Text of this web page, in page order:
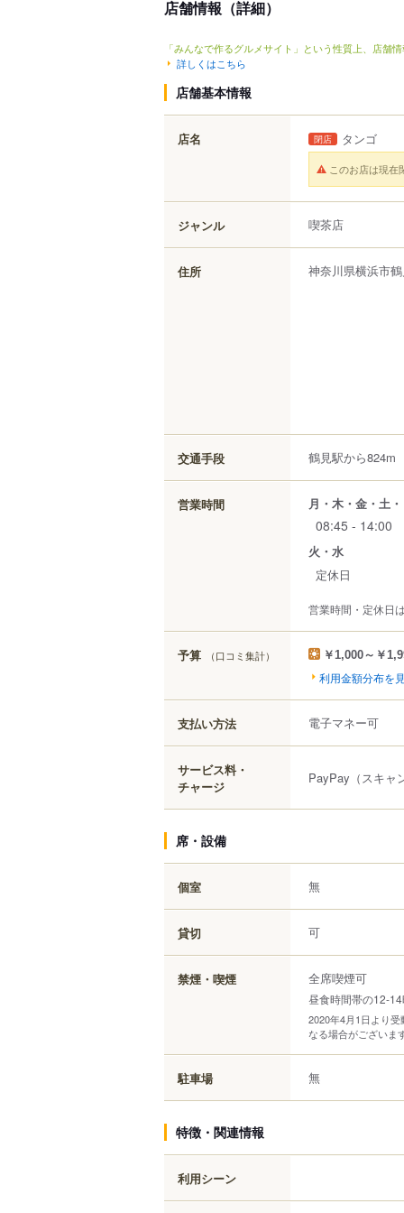
店舗情報（詳細）
「みんなで作るグルメサイト」という性質上、店舗
詳しくはこちら
店舗基本情報
店名 閉店 タンゴ
このお店は現在
ジャンル 喫茶店
住所 神奈川県横浜市
交通手段 鶴見駅から824m
営業時間 月・木・金・土
08:45 - 14:00
火・水
定休日
営業時間・定休日
予算 （口コミ集計） ￥1,000～￥
利用金額分布を
支払い方法 電子マネー可
サービス料・
チャージ
PayPay（スキャ
席・設備
個室 無
貸切 可
禁煙・喫煙 全席喫煙可
昼食時間帯の12-
2020年4月1日より
なる場合がございま
駐車場 無
特徴・関連情報
利用シーン